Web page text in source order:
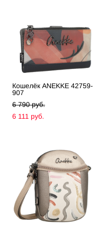
Кошелёк ANEKKE 42759-
907
6 790 pуб.
6 111 pуб.